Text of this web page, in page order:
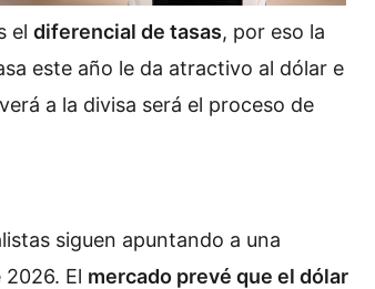
el diferencial de tasas, por eso la
este año le da atractivo al dólar e
a la divisa será el proceso de
siguen apuntando a una
El mercado prevé que el dólar